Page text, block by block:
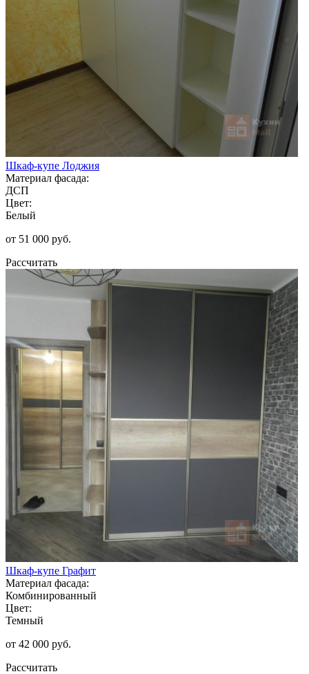
Шкаф-купе Лоджия
Материал фасада:
ДСП
Цвет:
Белый
от 51 000 руб.
Рассчитать
Шкаф-купе Графит
Материал фасада:
Комбинированный
Цвет:
Темный
от 42 000 руб.
Рассчитать